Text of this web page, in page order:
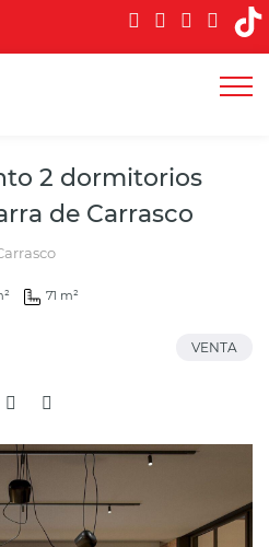
2 dormitorios
de Carrasco
71 m²
VENTA